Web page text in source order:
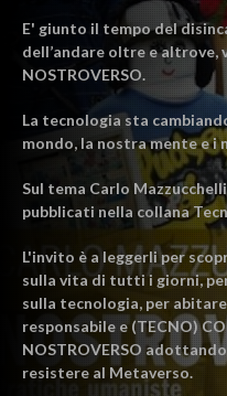
E' giunto il tempo del
dell’andare oltre e altrove,
NOSTROVERSO.
La tecnologia sta
mondo, la nostra mente e i
Sul tema Carlo
pubblicati nella collana
L'invito è a leggerli per
sulla vita di tutti i giorni,
sulla tecnologia, per
responsabile e (TECNO)
NOSTROVERSO
resistere al Metaverso.